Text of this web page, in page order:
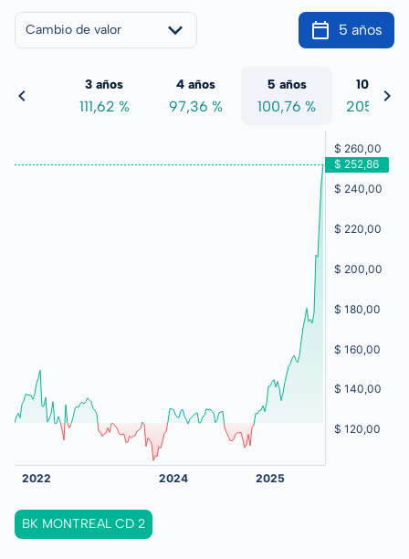
Cambio de valor 5 años
%
3 años
111,62 %
4 años
97,36 %
5 años
100,76 %
10 años
205,03 %
BK MONTREAL CD 2